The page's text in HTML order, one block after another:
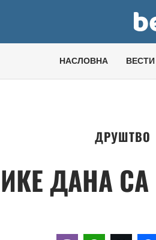
НАСЛОВНА ВЕСТИ
ДРУШТВО
ДАНА